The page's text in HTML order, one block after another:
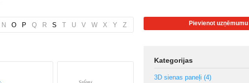
N O P Q R S T U V W X Y Z Pievienot uzņēmumu
Kategorijas
3D sienas paneļi (4)